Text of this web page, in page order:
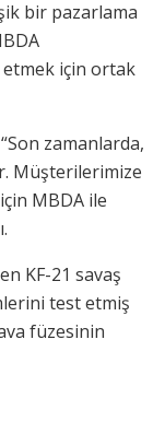
bir pazarlama
için ortak
zamanlarda,
Müşterilerimize
MBDA ile
KF-21 savaş
test etmiş
füzesinin